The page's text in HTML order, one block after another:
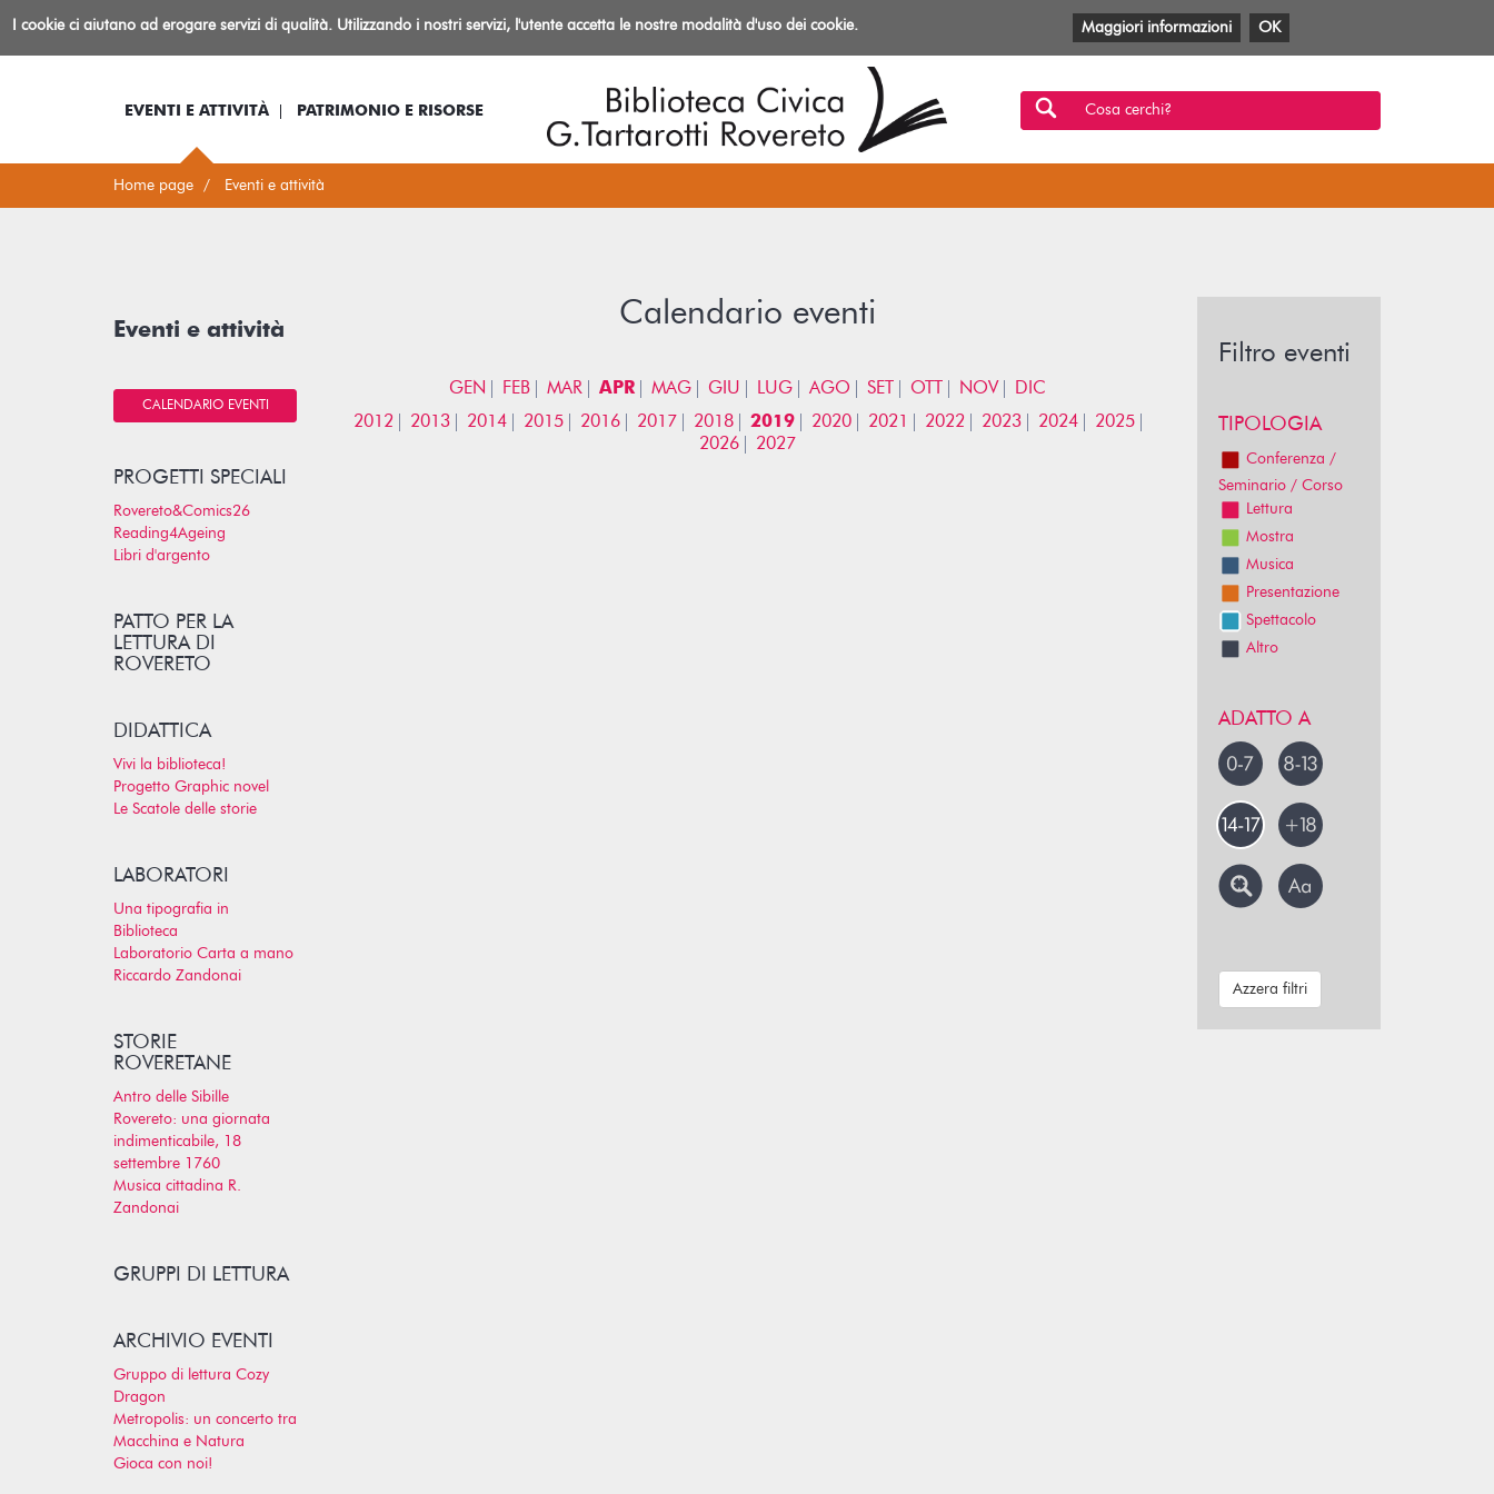
BibliotecaIo sono... Log-in Informazioni
Facebook
TwitterYouTube
Anobii
SBTMlol
EVENTI E ATTIVITÀ PATRIMONIO E RISORSE Cosa cerchi?
Home page Eventi e attività
Calendario eventi
GEN FEB MAR APR MAG GIU LUG AGO SET OTT NOV
DIC
2012
2013 2014 2015 2016 2017 2018 2019 2020 2021 2022 2023 2024
2025
2026
2027
Eventi e attività
CALENDARIO EVENTI
PROGETTI SPECIALI
Rovereto&Comics26
Reading4Ageing
Libri d'argento
PATTO PER LA
LETTURA DI
ROVERETO
DIDATTICA
Vivi la biblioteca!
Progetto Graphic novel
Le Scatole delle storie
LABORATORI
Una tipografia in
Biblioteca
Laboratorio Carta a mano
Riccardo Zandonai
STORIE
ROVERETANE
Antro delle Sibille
Rovereto: una giornata
indimenticabile, 18
settembre 1760
Musica cittadina R.
Zandonai
GRUPPI DI LETTURA
ARCHIVIO EVENTI
Gruppo di lettura Cozy
Dragon
Metropolis: un concerto tra
Macchina e Natura
Gioca con noi!
Filtro eventi
TIPOLOGIA
Conferenza /
Seminario / Corso
Lettura
Mostra
Musica
Presentazione
Spettacolo
Altro
ADATTO A
Azzera filtri
I cookie ci aiutano ad erogare servizi di qualità. Utilizzando i nostri servizi, l'utente accetta le nostre modalità d'uso dei cookie. Maggiori informazioni OK